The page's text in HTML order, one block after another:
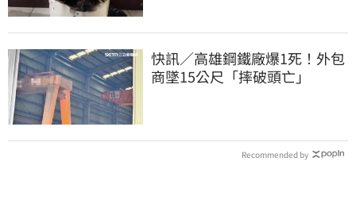
快訊／高雄鋼鐵廠爆1死！外包
商墜15公尺「摔破頭亡」
Recommended by